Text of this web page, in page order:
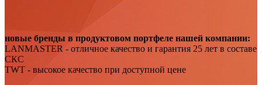
новые бренды в продуктовом портфеле нашей компании:
LANMASTER - отличное качество и гарантия 25 лет в составе
СКС
TWT - высокое качество при доступной цене